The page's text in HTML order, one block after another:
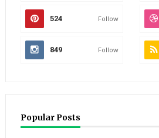
524 Follow
849 Follow
Popular Posts